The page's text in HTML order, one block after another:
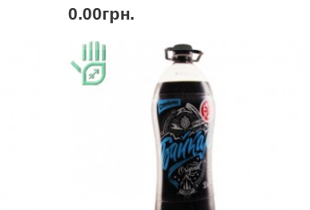
0.00грн.